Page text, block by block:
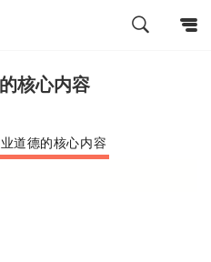
核心内容
道德的核心内容